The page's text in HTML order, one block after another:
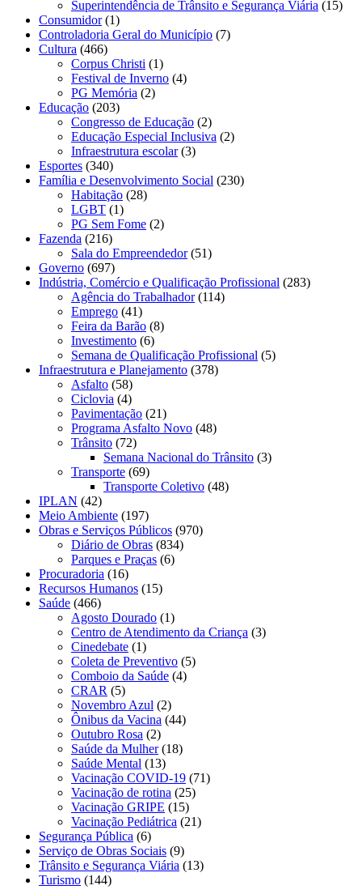
Superintendência de Trânsito e Segurança Viária (15)
Consumidor(1)
Controladoria Geral do Município (7)
Cultura (466)
Corpus Christi (1)
Festival de Inverno (4)
PG Memória (2)
Educação (203)
Congresso de Educação (2)
Educação Especial Inclusiva (2)
Infraestrutura escolar(3)
Esportes (340)
Família e Desenvolvimento Social (230)
Habitação (28)
LGBT (1)
PG Sem Fome (2)
Fazenda (216)
Sala do Empreendedor(51)
Governo (697)
Indústria, Comércio e Qualificação Profissional (283)
Agência do Trabalhador(114)
Emprego (41)
Feira da Barão (8)
Investimento (6)
Semana de Qualificação Profissional (5)
Infraestrutura e Planejamento (378)
Asfalto (58)
Ciclovia (4)
Pavimentação (21)
Programa Asfalto Novo (48)
Trânsito (72)
Semana Nacional do Trânsito (3)
Transporte (69)
Transporte Coletivo (48)
IPLAN (42)
Meio Ambiente (197)
Obras e Serviços Públicos (970)
Diário de Obras (834)
Parques e Praças (6)
Procuradoria (16)
Recursos Humanos (15)
Saúde (466)
Agosto Dourado (1)
Centro de Atendimento da Criança (3)
Cinedebate (1)
Coleta de Preventivo (5)
Comboio da Saúde (4)
CRAR (5)
Novembro Azul (2)
Ônibus da Vacina (44)
Outubro Rosa (2)
Saúde da Mulher(18)
Saúde Mental (13)
Vacinação COVID-19 (71)
Vacinação de rotina (25)
Vacinação GRIPE (15)
Vacinação Pediátrica (21)
Segurança Pública (6)
Serviço de Obras Sociais (9)
Trânsito e Segurança Viária (13)
Turismo (144)